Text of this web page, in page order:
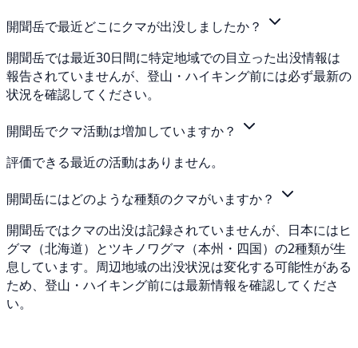
開聞岳で最近どこにクマが出没しましたか？
開聞岳では最近30日間に特定地域での目立った出没情報は
報告されていませんが、登山・ハイキング前には必ず最新の
状況を確認してください。
開聞岳でクマ活動は増加していますか？
評価できる最近の活動はありません。
開聞岳にはどのような種類のクマがいますか？
開聞岳ではクマの出没は記録されていませんが、日本にはヒ
グマ（北海道）とツキノワグマ（本州・四国）の2種類が生
息しています。周辺地域の出没状況は変化する可能性がある
ため、登山・ハイキング前には最新情報を確認してくださ
い。